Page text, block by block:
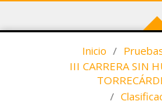
Inicio /
III CARRERA SIN
/